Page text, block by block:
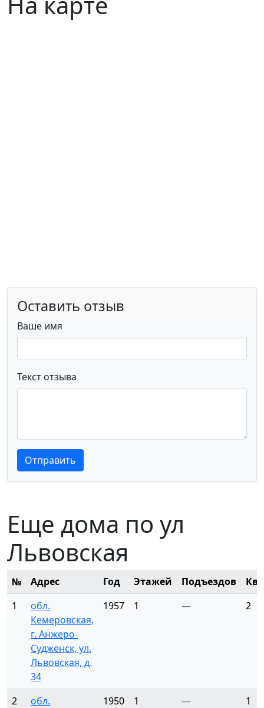
Оставить отзыв
Ваше имя
Текст отзыва
Текст отзыва
Текст отзыва
Отправить
Еще дома по ул
Львовская
№ Адрес Год Этажей Подъездов
1
обл.
Кемеровская,
г. Анжеро-
Судженск, ул.
Львовская, д.
34
1957 1 — 2
2
обл.
1950 1 — 1